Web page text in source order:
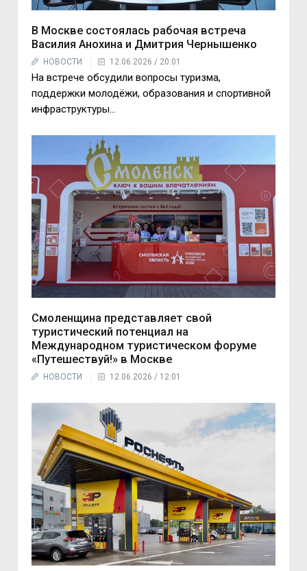
В Москве состоялась рабочая встреча
Василия Анохина и Дмитрия Чернышенко
НОВОСТИ 12.06.2026 / 20:01
На встрече обсудили вопросы туризма,
поддержки молодёжи, образования и спортивной
инфраструктуры…
Смоленщина представляет свой
туристический потенциал на
Международном туристическом форуме
«Путешествуй!» в Москве
НОВОСТИ 12.06.2026 / 12:01